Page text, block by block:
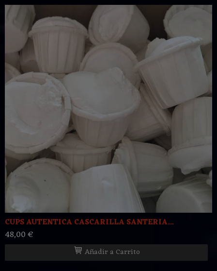
CUPS AUTENTICA CASCARILLA SANTERIA...
48,00 €
Añadir a Carrito